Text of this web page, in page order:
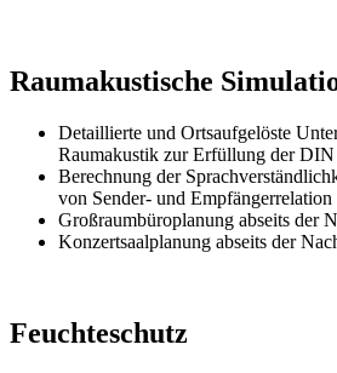
Raumakustische
Detaillierte und Ortsaufgelöste
Raumakustik zur Erfüllung der DIN
Berechnung der
von Sender- und Empfängerrelation
Großraumbüroplanung abseits der
Konzertsaalplanung abseits der
Feuchteschutz